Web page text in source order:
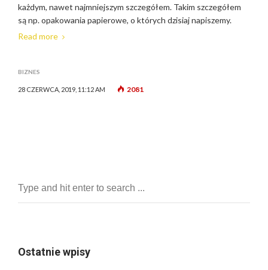
każdym, nawet najmniejszym szczegółem. Takim szczegółem
są np. opakowania papierowe, o których dzisiaj napiszemy.
Read more
BIZNES
28 CZERWCA, 2019, 11:12 AM 2081
Ostatnie wpisy